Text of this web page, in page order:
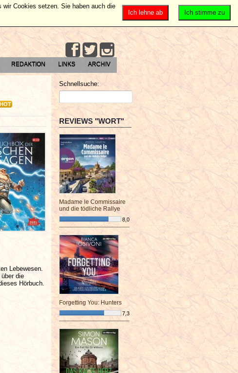
REDAKTION LINKS ARCHIV
HOT
Lebewesen.
die
Hörbuch.
Schnellsuche:
REVIEWS "WORT"
Madame le Commissaire
und die tödliche Rallye
8,0
¯¯¯¯¯¯¯¯¯¯¯¯¯¯¯¯¯¯¯¯¯¯¯¯
Forgetting You: Hunters
7,3
¯¯¯¯¯¯¯¯¯¯¯¯¯¯¯¯¯¯¯¯¯¯¯¯
Ich stimme zu
Ich lehne ab
Cookies setzen. Sie haben auch die